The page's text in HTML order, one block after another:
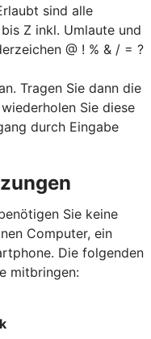
sind alle
Z inkl. Umlaute und
@ ! % & / = ?
Tragen Sie dann die
Sie diese
durch Eingabe
Sie keine
Computer, ein
Die folgenden
mitbringen: